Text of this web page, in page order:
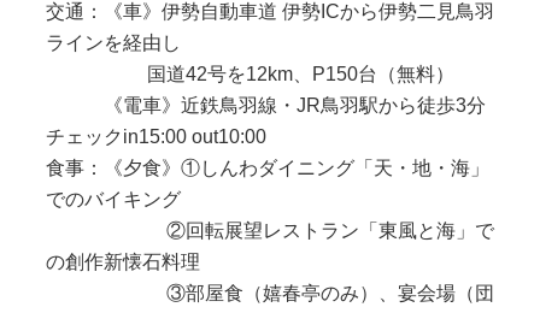
交通：《車》伊勢自動車道 伊勢ICから伊勢二見鳥羽
ラインを経由し
国道42号を12km、P150台（無料）
《電車》近鉄鳥羽線・JR鳥羽駅から徒歩3分
チェックin15:00 out10:00
食事：《夕食》①しんわダイニング「天・地・海」
でのバイキング
②回転展望レストラン「東風と海」で
の創作新懐石料理
③部屋食（嬉春亭のみ）、宴会場（団